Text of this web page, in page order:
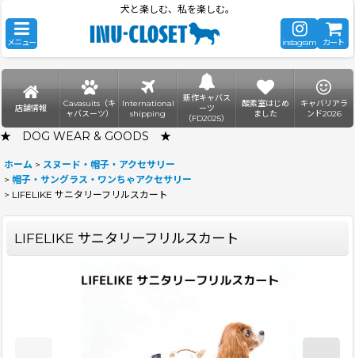
犬と楽しむ、私を楽しむ。
メニュー instagram カート
店舗情報
Cavasuits（キ
ャバスーツ）
International
shipping
新作キャバス
ーツ
（FD2025）
酸素室はじめ
ました
キャバリアラ
ンド2026
★ DOG WEAR & GOODS ★
ホーム > スヌード・帽子・アクセサリー
> 帽子・サングラス・ワンちゃアクセサリー
> LIFELIKE サニタリーフリルスカート
LIFELIKE サニタリーフリルスカート